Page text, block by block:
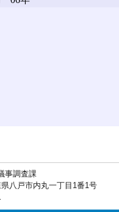
事調査課
市内丸一丁目1番1号